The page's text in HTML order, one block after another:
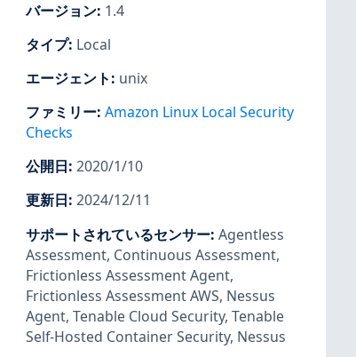
バージョン: 1.4
タイプ: Local
エージェント: unix
ファミリー: Amazon Linux Local Security
Checks
公開日: 2020/1/10
更新日: 2024/12/11
サポートされているセンサー: Agentless
Assessment, Continuous Assessment,
Frictionless Assessment Agent,
Frictionless Assessment AWS, Nessus
Agent, Tenable Cloud Security, Tenable
Self-Hosted Container Security, Nessus